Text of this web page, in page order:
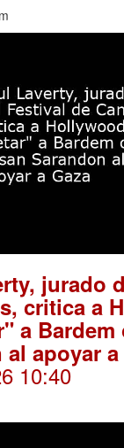
jurado
critica a
a Bardem
apoyar a
10:40